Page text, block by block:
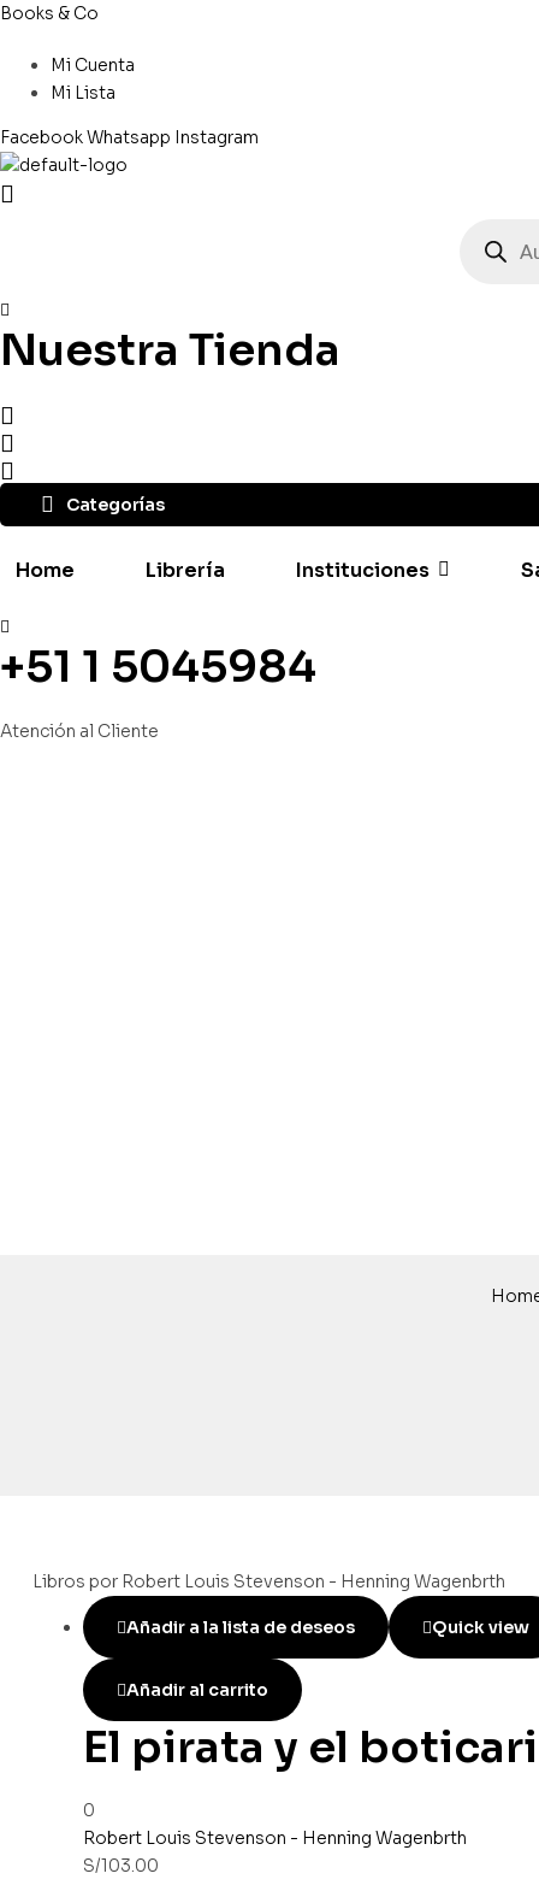
Books & Co
Mi Cuenta
Mi Lista
FacebookWhatsapp Instagram
Nuestra Tienda
Categorías
Home Librería Instituciones
+51 1 5045984
Atención al Cliente
Libros por Robert Louis Stevenson - Henning Wagenbrth
Añadir a la lista de deseos Quick view
Añadir al carrito
El pirata y el
0
Robert Louis Stevenson - Henning Wagenbrth
S/103.00